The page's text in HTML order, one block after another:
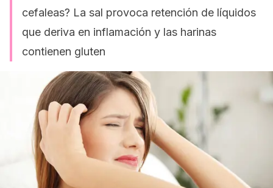
cefaleas? La sal provoca retención de líquidos
que deriva en inflamación y las harinas
contienen gluten